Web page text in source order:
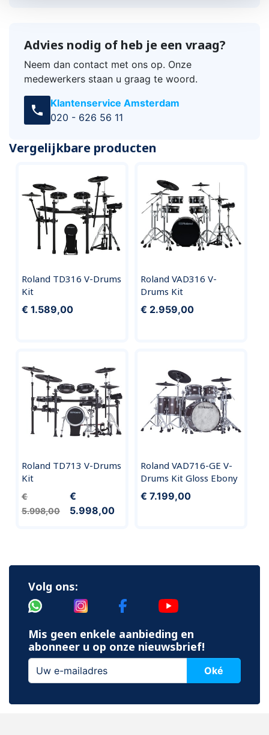
Advies nodig of heb je een vraag?
Neem dan contact met ons op. Onze
medewerkers staan u graag te woord.
call
Klantenservice Amsterdam
020 - 626 56 11
Vergelijkbare producten
Roland TD316 V-Drums
Kit
€ 1.589,00
Roland VAD316 V-
Drums Kit
€ 2.959,00
Roland TD713 V-Drums
Kit
€
5.998,00
€
5.998,00
Roland VAD716-GE V-
Drums Kit Gloss Ebony
€ 7.199,00
Volg ons:
Mis geen enkele aanbieding en
abonneer u op onze nieuwsbrief!
Oké